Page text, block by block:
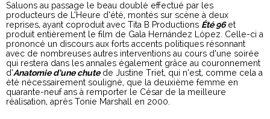
Saluons au passage le beau doublé effectué par les
producteurs de L’Heure d’été, montés sur scène à deux
reprises, ayant coproduit avec Tita B Productions Été 96et
produit entièrement le film de Gala Hernández López. Celle-ci a
prononcé un discours aux forts accents politiques résonnant
avec de nombreuses autres interventions au cours d’une soirée
qui restera dans les annales également grâce au couronnement
d’Anatomie d’une chutede Justine Triet, qui n’est, comme cela a
été nécessairement souligné, que la deuxième femme en
quarante-neuf ans à remporter le César de la meilleure
réalisation, après Tonie Marshall en 2000.